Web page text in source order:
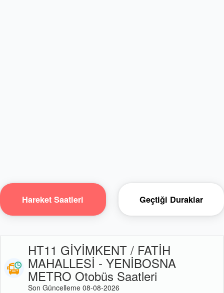
Hareket Saatleri Geçtiği Duraklar
HT11 GİYİMKENT / FATİH
MAHALLESİ - YENİBOSNA
METRO Otobüs Saatleri
Son Güncelleme 08-08-2026